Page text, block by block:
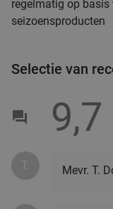
regelmatig op basis
seizoensproducten
Selectie van
9,7
T. Mevr. T.